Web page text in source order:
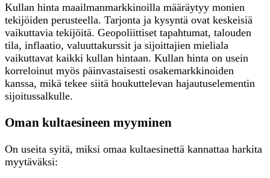
Kullan hinta maailmanmarkkinoilla määräytyy monien
tekijöiden perusteella. Tarjonta ja kysyntä ovat keskeisiä
vaikuttavia tekijöitä. Geopoliittiset tapahtumat, talouden
tila, inflaatio, valuuttakurssit ja sijoittajien mieliala
vaikuttavat kaikki kullan hintaan. Kullan hinta on usein
korreloinut myös päinvastaisesti osakemarkkinoiden
kanssa, mikä tekee siitä houkuttelevan hajautuselementin
sijoitussalkulle.
Oman kultaesineen myyminen
On useita syitä, miksi omaa kultaesinettä kannattaa harkita
myytäväksi: